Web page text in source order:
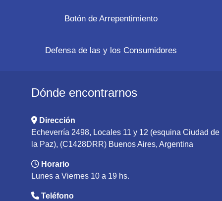
Botón de Arrepentimiento
Defensa de las y los Consumidores
Dónde encontrarnos
Dirección
Echeverría 2498, Locales 11 y 12 (esquina Ciudad de
la Paz), (C1428DRR) Buenos Aires, Argentina
Horario
Lunes a Viernes 10 a 19 hs.
Teléfono